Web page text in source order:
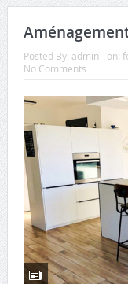
Posted By: admin on:
No Comments